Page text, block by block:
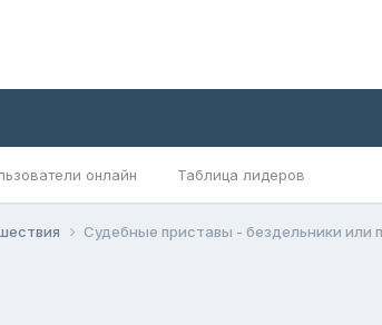
онлайн Таблица лидеров
Судебные приставы - бездельники или